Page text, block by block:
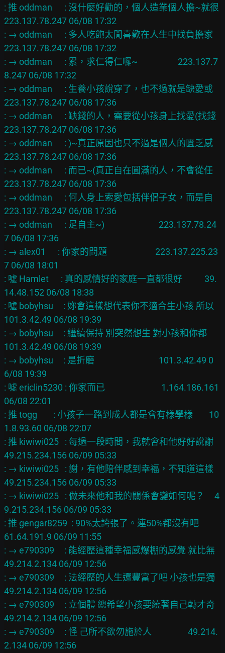
: 推 oddman      : 沒什麼好勸的，個人造業個人擔~就很
223.137.78.247 06/08 17:32
: → oddman      : 多人吃飽太閒喜歡在人生中找負擔家
223.137.78.247 06/08 17:32
: → oddman      : 累，求仁得仁囉~                    223.137.7
8.247 06/08 17:32
: → oddman      : 生養小孩說穿了，也不過就是缺愛或
223.137.78.247 06/08 17:36
: → oddman      : 缺錢的人，需要從小孩身上找愛(找錢
223.137.78.247 06/08 17:36
: → oddman      : )~真正原因也只不過是個人的匱乏感
223.137.78.247 06/08 17:36
: → oddman      : 而已~(真正自在圓滿的人，不會從任
223.137.78.247 06/08 17:36
: → oddman      : 何人身上索愛包括伴侶子女，而是自
223.137.78.247 06/08 17:36
: → oddman      : 足自主~)                           223.137.78.24
7 06/08 17:36
: → alex01      : 你家的問題                        223.137.225.23
7 06/08 18:01
: 噓 Hamlet      : 真的感情好的家庭一直都很好           39.
14.48.152 06/08 18:38
: 噓 bobyhsu     : 妳會這樣想代表你不適合生小孩 所以
101.3.42.49 06/08 19:39
: → bobyhsu     : 繼續保持 別突然想生 對小孩和你都
101.3.42.49 06/08 19:39
: → bobyhsu     : 是折磨                                101.3.42.49 0
6/08 19:39
: 噓 ericlin5230 : 你家而已                            1.164.186.161
06/08 22:01
: 推 togg        : 小孩子一路到成人都是會有樣學樣        10
1.8.93.60 06/08 22:07
: 推 kiwiwi025   : 每過一段時間，我就會和他好好說謝
49.215.234.156 06/09 05:33
: → kiwiwi025   : 謝，有他陪伴感到幸福，不知道這樣
49.215.234.156 06/09 05:33
: → kiwiwi025   : 做未來他和我的關係會變如何呢？     4
9.215.234.156 06/09 05:33
: 推 gengar8259  : 90%太誇張了。連50%都沒有吧
61.64.191.9 06/09 11:55
: → e790309     : 能經歷這種幸福感爆棚的感覺 就比無
49.214.2.134 06/09 12:56
: → e790309     : 法經歷的人生還豐富了吧 小孩也是獨
49.214.2.134 06/09 12:56
: → e790309     : 立個體 總希望小孩要繞著自己轉才奇
49.214.2.134 06/09 12:56
: → e790309     : 怪 己所不欲勿施於人                  49.214.
2.134 06/09 12:56